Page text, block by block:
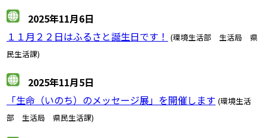
2025年11月6日
１１月２２日はふるさと誕生日です！ (環境生活部 生活局 県
民生活課)
2025年11月5日
「生命（いのち）のメッセージ展」を開催します (環境生活
部 生活局 県民生活課)